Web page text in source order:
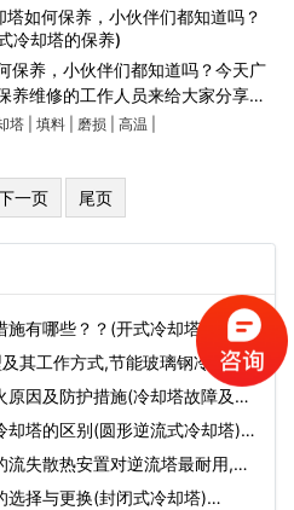
塔如何保养，小伙伴们都知道吗？
冷却塔的保养)
保养，小伙伴们都知道吗？今天广
养维修的工作人员来给大家分享一
法，希望对大家有用！ 1、填料
塔| 填料| 磨损 高温
一页 尾页
施有哪些？？(开式冷却塔工作原
其工作方式,节能玻璃钢冷却
因及防护措施(冷却塔故障及处
却塔的区别(圆形逆流式冷却塔)…
失散热安置对逆流塔最耐用,圆
选择与更换(封闭式冷却塔)…